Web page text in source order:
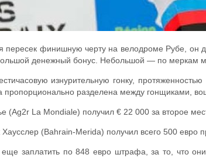
пересек финишную черту на велодроме Рубе,
денежный бонус. Небольшой — по меркам
изнурительную гонку,
пропорционально разделена между гонщиками,
(Ag2r La Mondiale) получил € 22 000 за второе
(Bahrain-Merida) получил всего 500 евро
заплатить по 848 евро штрафа, за то, что